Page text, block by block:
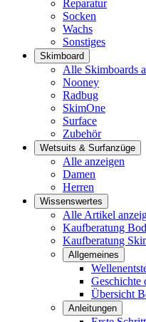
Reparatur
Socken
Wachs
Sonstiges
Skimboard
Alle Skimboards
Nooney
Radbug
SkimOne
Surface
Zubehör
Wetsuits & Surfanzüge
Alle anzeigen
Damen
Herren
Wissenswertes
Alle Artikel
Kaufberatung
Kaufberatung
Allgemeines
Geschichte
Übersicht
Anleitungen